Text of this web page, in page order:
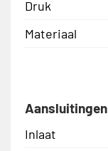
Druk
Materiaal
Aansluitingen
Inlaat